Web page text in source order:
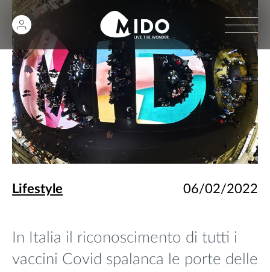
Lifestyle 06/02/2022
In Italia il riconoscimento di tutti i
vaccini Covid spalanca le porte delle